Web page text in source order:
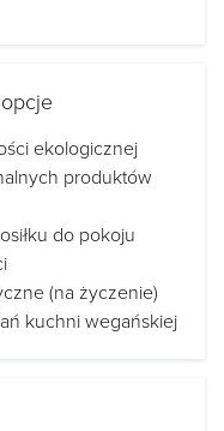
ekologicznej
produktów
do pokoju
(na życzenie)
kuchni wegańskiej